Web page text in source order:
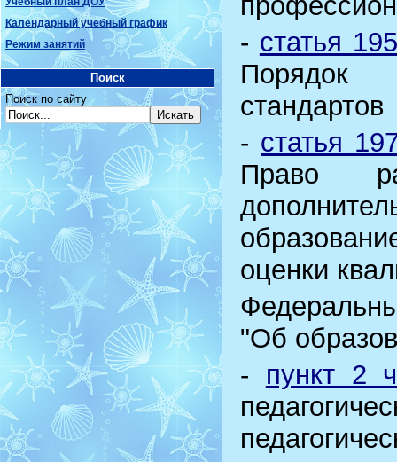
Календарный учебный график
Режим занятий
Поиск
Поиск по сайту
- статья
Порядок
стандартов
- статья
Право
оценки
"Об
- пункт 2